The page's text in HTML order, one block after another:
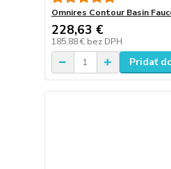
Omnires Contour Basin
228,63 €
185,88 € bez DPH
Pridať